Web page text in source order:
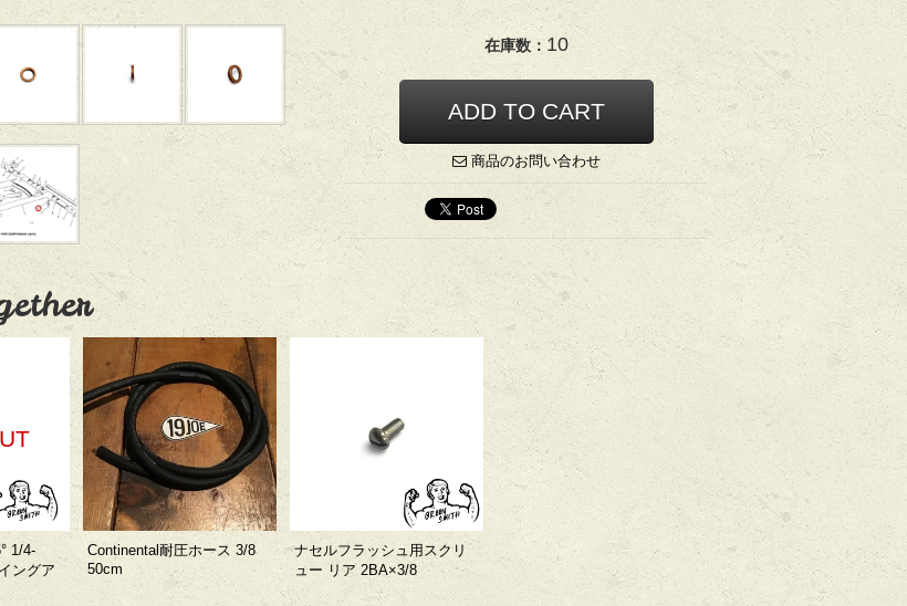
在庫数： 10
商品のお問い合わせ
1/4-
ングア
Continental耐圧ホース 3/8
50cm
ナセルフラッシュ用スクリ
ュー リア 2BA×3/8